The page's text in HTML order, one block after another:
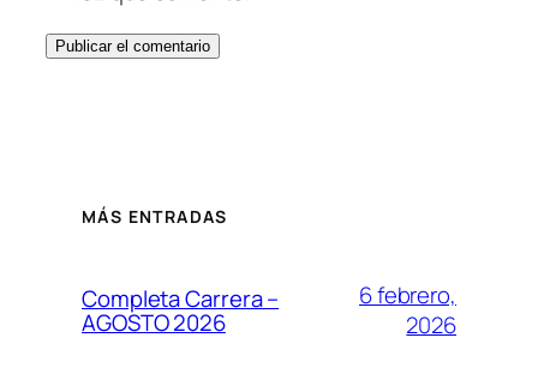
MÁS ENTRADAS
Completa Carrera –
AGOSTO 2026
6 febrero,
2026